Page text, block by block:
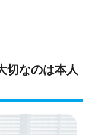
切なのは本人